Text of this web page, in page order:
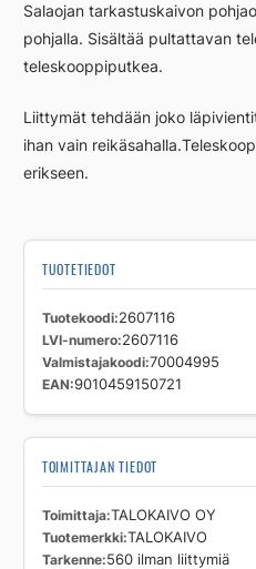
määrä
Salaojan tarkastuskaivon
pohjalla. Sisältää pultattavan
teleskooppiputkea.
Liittymät tehdään joko
ihan vain
erikseen.
TUOTETIEDOT
Tuotekoodi 2607116
LVI-numero 2607116
Valmistajakoodi 70004995
EAN 9010459150721
TOIMITTAJAN TIEDOT
Toimittaja TALOKAIVO OY
Tuotemerkki TALOKAIVO
Tarkenne 560 ilman liittymiä